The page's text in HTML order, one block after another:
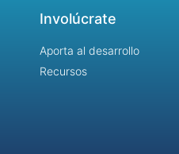
Involúcrate
Aporta al desarrollo
Recursos